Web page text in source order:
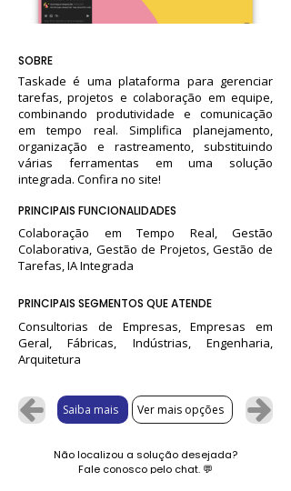
SOBRE
Taskade é uma plataforma para gerenciar
tarefas, projetos e colaboração em equipe,
combinando produtividade e comunicação
em tempo real. Simplifica planejamento,
organização e rastreamento, substituindo
várias ferramentas em uma solução
integrada. Confira no site!
PRINCIPAIS FUNCIONALIDADES
Colaboração em Tempo Real, Gestão
Colaborativa, Gestão de Projetos, Gestão de
Tarefas, IA Integrada
PRINCIPAIS SEGMENTOS QUE ATENDE
Consultorias de Empresas, Empresas em
Geral, Fábricas, Indústrias, Engenharia,
Arquitetura
Saiba mais Ver mais opções
Não localizou a solução desejada?
Fale conosco pelo chat.💬